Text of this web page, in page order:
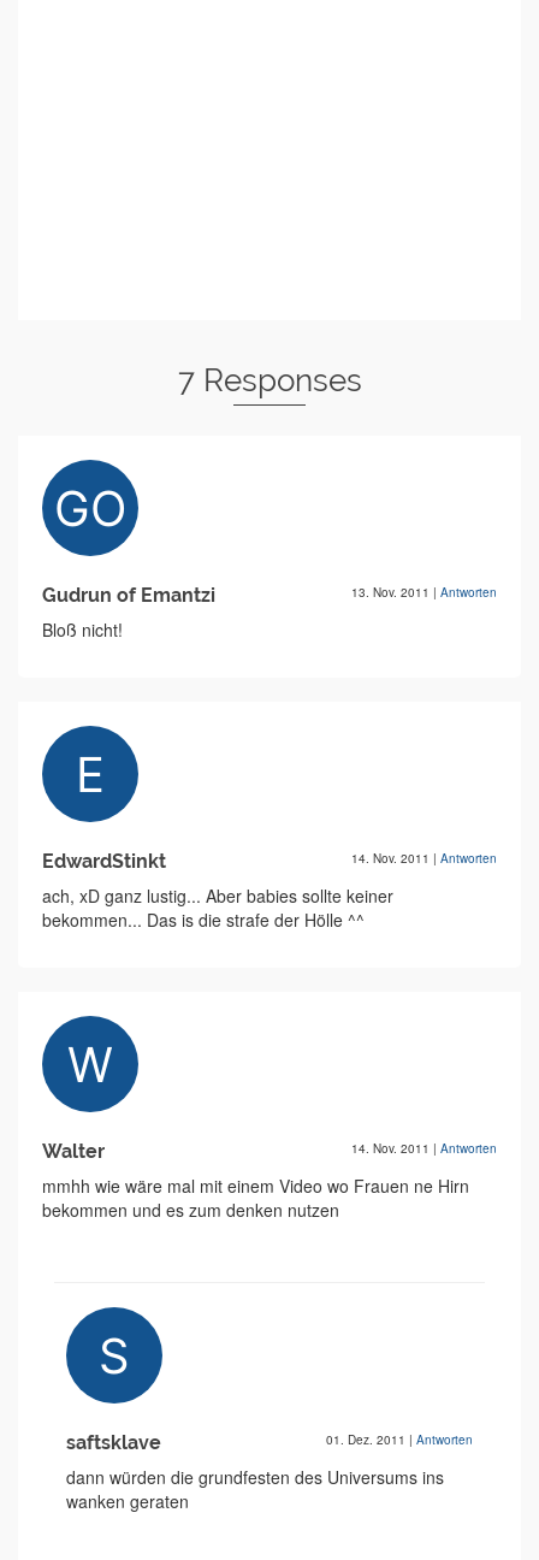
7 Responses
Gudrun of Emantzi 13. Nov. 2011 | Antworten
Bloß nicht!
EdwardStinkt 14. Nov. 2011 | Antworten
ach, xD ganz lustig... Aber babies sollte keiner
bekommen... Das is die strafe der Hölle ^^
Walter 14. Nov. 2011 | Antworten
mmhh wie wäre mal mit einem Video wo Frauen ne Hirn
bekommen und es zum denken nutzen
saftsklave 01. Dez. 2011 | Antworten
dann würden die grundfesten des Universums ins
wanken geraten